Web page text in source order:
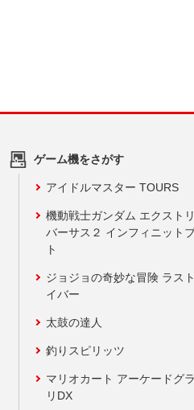
ゲーム機をさがす
アイドルマスター TOURS
機動戦士ガンダム エクスト
バーサス２ インフィニット
ト
ジョジョの奇妙な冒険 ラス
イバー
太鼓の達人
釣りスピリッツ
マリオカート アーケードグ
リDX